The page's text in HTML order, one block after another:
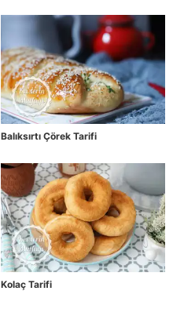
Balıksırtı Çörek Tarifi
Kolaç Tarifi